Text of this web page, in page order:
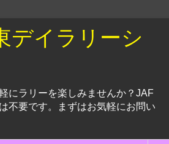
デイラリーシ
にラリーを楽しみませんか？JAF
不要です。まずはお気軽にお問い